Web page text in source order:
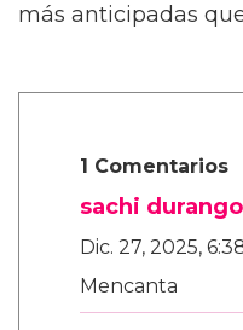
más anticipadas
1 Comentarios
sachi
Dic. 27, 2025,
Mencanta